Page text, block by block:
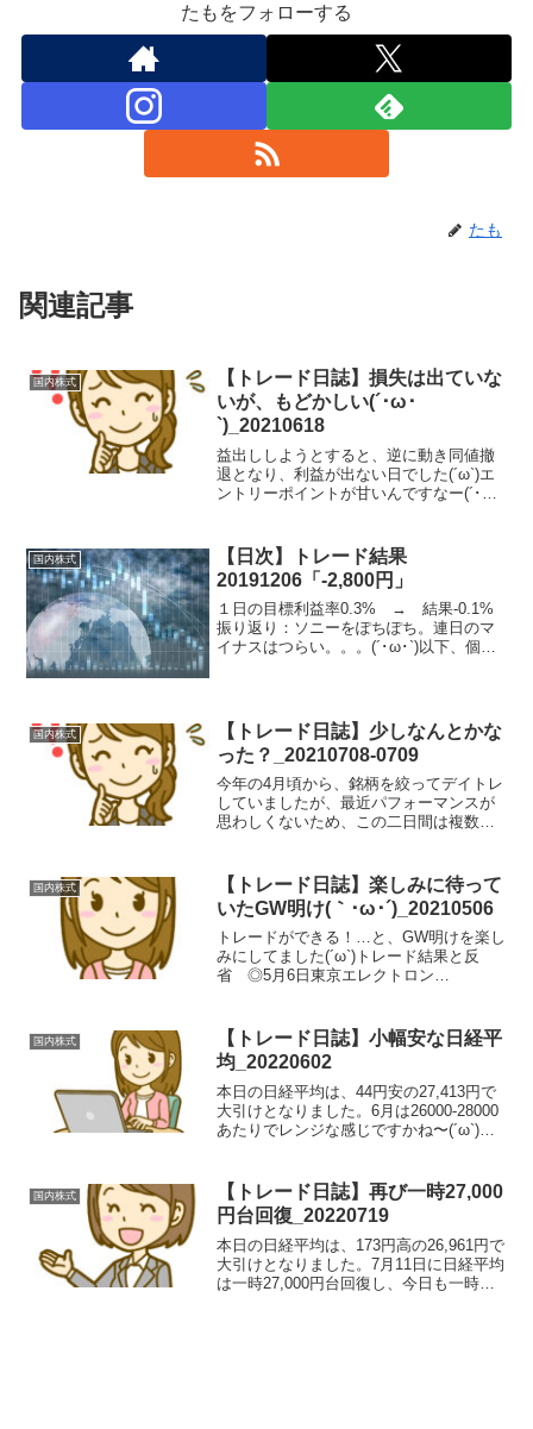
たもをフォローする
たも
関連記事
国内株式
【トレード日誌】損失は出ていな
いが、もどかしい(´･ω･
`)_20210618
益出ししようとすると、逆に動き同値撤
退となり、利益が出ない日でした(´ω`)エ
ントリーポイントが甘いんですなー(´･ω･
ーを試みるも指値約定せず。ここで...
国内株式
【日次】トレード結果
20191206「-2,800円」
１日の目標利益率0.3% → 結果-0.1%
振り返り：ソニーをぽちぽち。連日のマ
イナスはつらい。。。(´･ω･`)以下、個人
国内株式
【トレード日誌】少しなんとかな
った？_20210708-0709
今年の4月頃から、銘柄を絞ってデイトレ
していましたが、最近パフォーマンスが
思わしくないため、この二日間は複数銘
にプラスしてレーザーテック<6920>...
国内株式
【トレード日誌】楽しみに待って
いたGW明け(｀･ω･´)_20210506
トレードができる！…と、GW明けを楽し
みにしてました(´ω`)トレード結果と反
省 ◎5月6日東京エレクトロン
定せず。。その後、下落に転じたところ
で9:14に空売り...
国内株式
【トレード日誌】小幅安な日経平
均_20220602
本日の日経平均は、44円安の27,413円で
大引けとなりました。6月は26000-28000
あたりでレンジな感じですかね〜(´ω`)ト
18300円ですぐ約定して...
国内株式
【トレード日誌】再び一時27,000
円台回復_20220719
本日の日経平均は、173円高の26,961円で
大引けとなりました。7月11日に日経平均
は一時27,000円台回復し、今日も一時